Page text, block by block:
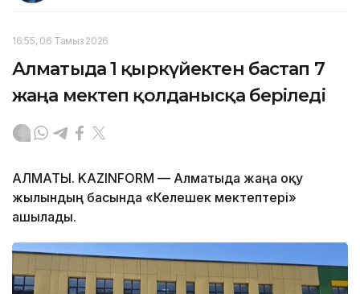
16:55, 06 Тамыз 2026
Алматыда 1 қыркүйектен бастап 7
жаңа мектеп қолданысқа беріледі
АЛМАТЫ. KAZINFORM — Алматыда жаңа оқу
жылындың басында «Келешек мектептері»
ашылады.